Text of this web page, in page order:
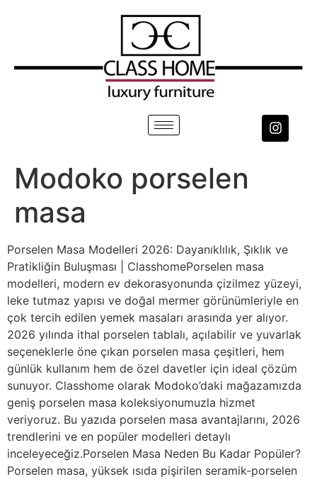
Modoko porselen
masa
Porselen Masa Modelleri 2026: Dayanıklılık, Şıklık ve
Pratikliğin Buluşması | ClasshomePorselen masa
modelleri, modern ev dekorasyonunda çizilmez yüzeyi,
leke tutmaz yapısı ve doğal mermer görünümleriyle en
çok tercih edilen yemek masaları arasında yer alıyor.
2026 yılında ithal porselen tablalı, açılabilir ve yuvarlak
seçeneklerle öne çıkan porselen masa çeşitleri, hem
günlük kullanım hem de özel davetler için ideal çözüm
sunuyor. Classhome olarak Modoko’daki mağazamızda
geniş porselen masa koleksiyonumuzla hizmet
veriyoruz. Bu yazıda porselen masa avantajlarını, 2026
trendlerini ve en popüler modelleri detaylı
inceleyeceğiz.Porselen Masa Neden Bu Kadar Popüler?
Porselen masa, yüksek ısıda pişirilen seramik-porselen